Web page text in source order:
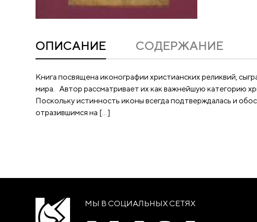
ОПИСАНИЕ CОДЕРЖАНИЕ
Книга посвящена иконографии христианских реликвий,
мира. Автор рассматривает их как важнейшую категорию
Поскольку истинность иконы всегда подтверждалась и
отразившимся на […]
МЫ В СОЦИАЛЬНЫХ СЕТЯХ